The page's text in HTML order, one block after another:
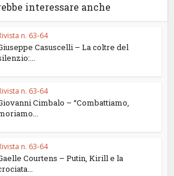
interessare anche
n. 63-64
Casuscelli – La coltre del
n. 63-64
Cimbalo – “Combattiamo,
n. 63-64
Courtens – Putin, Kirill e la